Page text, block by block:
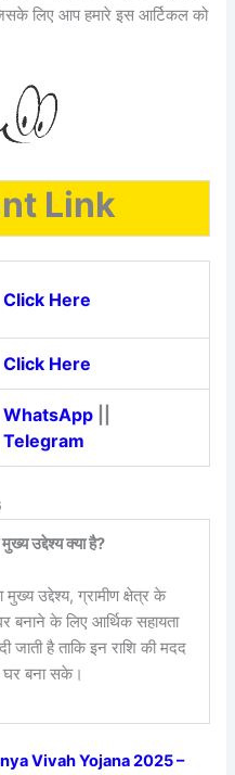
लिए आप हमारे इस आर्टिकल को
Link
Click Here
Click Here
WhatsApp
Telegram
उद्देश्य क्या है?
उद्देश्य, ग्रामीण क्षेत्र के
बनाने के लिए आर्थिक सहायता
जाती है ताकि इन राशि की मदद
घर बना सके।
Vivah Yojana 2025 –